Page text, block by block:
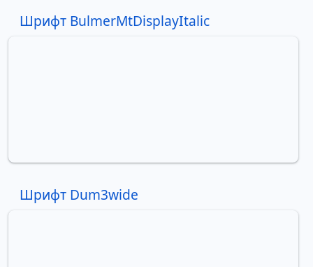
Шрифт BulmerMtDisplayItalic
Шрифт Dum3wide